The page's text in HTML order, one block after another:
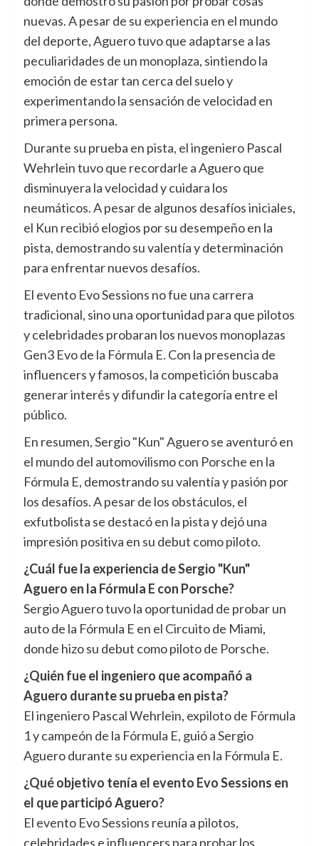
nuevas. A pesar de su experiencia en el mundo
del deporte, Aguero tuvo que adaptarse a las
peculiaridades de un monoplaza, sintiendo la
emoción de estar tan cerca del suelo y
experimentando la sensación de velocidad en
primera persona.
Durante su prueba en pista, el ingeniero Pascal
Wehrlein tuvo que recordarle a Aguero que
disminuyera la velocidad y cuidara los
neumáticos. A pesar de algunos desafíos iniciales,
el Kun recibió elogios por su desempeño en la
pista, demostrando su valentía y determinación
para enfrentar nuevos desafíos.
El evento Evo Sessions no fue una carrera
tradicional, sino una oportunidad para que pilotos
y celebridades probaran los nuevos monoplazas
Gen3 Evo de la Fórmula E. Con la presencia de
influencers y famosos, la competición buscaba
generar interés y difundir la categoría entre el
público.
En resumen, Sergio "Kun" Aguero se aventuró en
el mundo del automovilismo con Porsche en la
Fórmula E, demostrando su valentía y pasión por
los desafíos. A pesar de los obstáculos, el
exfutbolista se destacó en la pista y dejó una
impresión positiva en su debut como piloto.
¿Cuál fue la experiencia de Sergio "Kun"
Aguero en la Fórmula E con Porsche?
Sergio Aguero tuvo la oportunidad de probar un
auto de la Fórmula E en el Circuito de Miami,
donde hizo su debut como piloto de Porsche.
¿Quién fue el ingeniero que acompañó a
Aguero durante su prueba en pista?
El ingeniero Pascal Wehrlein, expiloto de Fórmula
1 y campeón de la Fórmula E, guió a Sergio
Aguero durante su experiencia en la Fórmula E.
¿Qué objetivo tenía el evento Evo Sessions en
el que participó Aguero?
El evento Evo Sessions reunía a pilotos,
celebridades e influencers para probar los